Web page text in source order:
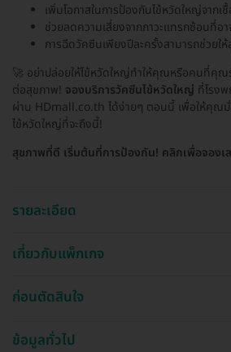
เพิ่มโอกาสในการป้องกันไข้หวัดใหญ่จากเ
ช่วยลดความเสี่ยงจากภาวะแทรกซ้อนที่อ
การฉีดวัคซีนเพียงปีละครั้งสามารถช่วย
🚀 อย่าปล่อยให้ไข้หวัดใหญ่ทำให้คุณหรือคนที่คุ
ต่อสุขภาพ! จองบริการวัคซีนไข้หวัดใหญ่ ที่โรง
ผ่าน HDmall.co.th ได้ง่ายๆ ตอนนี้ เพื่อให้คุณมั่
ไข้หวัดใหญ่ที่จะถึงนี้!
สุขภาพที่ดี เริ่มต้นที่การป้องกัน! คลิกเพื่อจองเ
รายละเอียด
เกี่ยวกับแพ็กเกจ
ก่อนตัดสินใจ
ข้อมูลทั่วไป